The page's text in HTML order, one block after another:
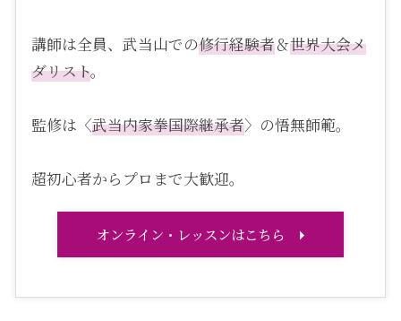
講師は全員、武当山での修行経験者＆世界大会メ
ダリスト。
監修は〈武当内家拳国際継承者〉の悟無師範。
超初心者からプロまで大歓迎。
オンライン・レッスンはこちら